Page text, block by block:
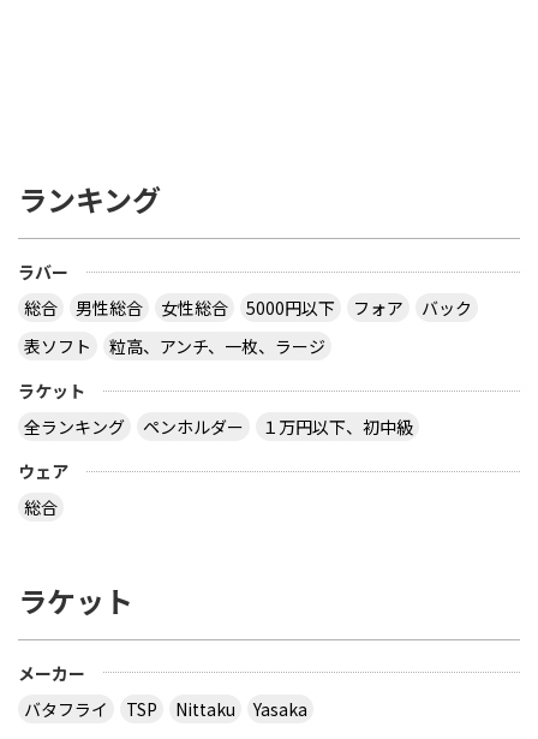
ランキング
ラバー
総合
男性総合 女性総合 5000円以下 フォア
バック
表ソフト
粒高、アンチ、一枚、ラージ
ラケット
全ランキング
ペンホルダー
１万円以下、初中級
ウェア
総合
ラケット
メーカー
バタフライ
TSP Nittaku
Yasaka